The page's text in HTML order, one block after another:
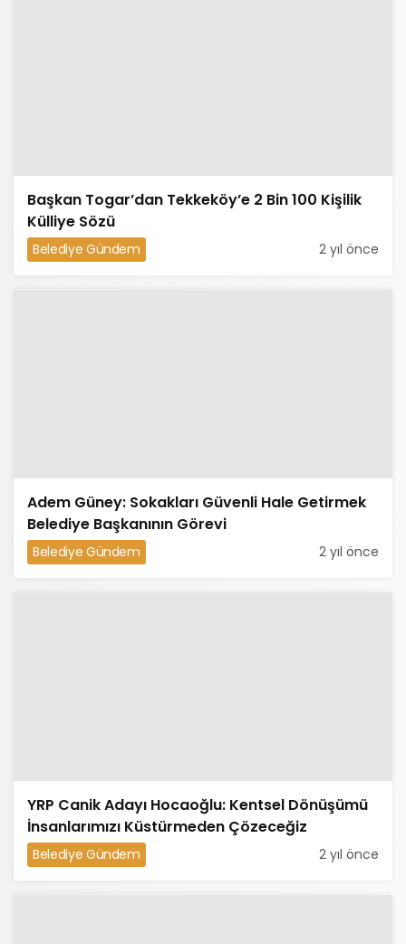
Başkan Togar’dan Tekkeköy’e 2 Bin 100 Kişilik
Külliye Sözü
Belediye Gündem 2 yıl önce
Adem Güney: Sokakları Güvenli Hale Getirmek
Belediye Başkanının Görevi
Belediye Gündem 2 yıl önce
YRP Canik Adayı Hocaoğlu: Kentsel Dönüşümü
İnsanlarımızı Küstürmeden Çözeceğiz
Belediye Gündem 2 yıl önce